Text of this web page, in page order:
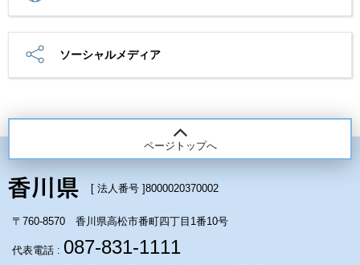
ソーシャルメディア
ページトップへ
[ 法人番号 ]8000020370002
〒760-8570 香川県高松市番町四丁目1番10号
代表電話 : 087-831-1111